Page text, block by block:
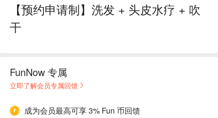
【预约申请制】洗发 + 头皮水疗 + 吹
干
FunNow 专属
立即了解会员专属回馈
成为会员最高可享 3% Fun 币回馈